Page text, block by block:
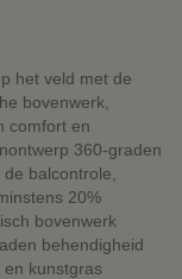
het veld met de
bovenwerk,
comfort en
360-graden
balcontrole,
20%
bovenwerk
behendigheid
kunstgras